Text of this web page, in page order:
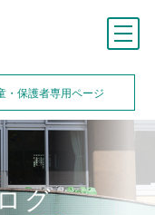
・保護者専用ページ
グ
メニュー